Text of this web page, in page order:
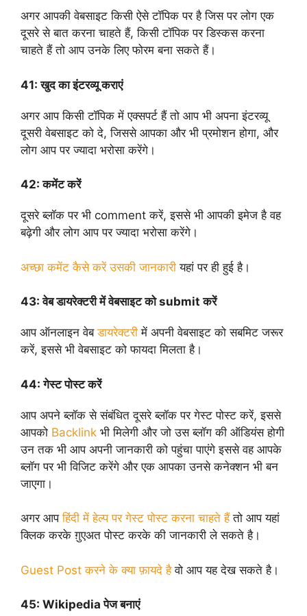
अगर आपकी वेबसाइट किसी ऐसे टॉपिक पर है जिस पर लोग एक
दूसरे से बात करना चाहते हैं, किसी टॉपिक पर डिस्कस करना
चाहते हैं तो आप उनके लिए फोरम बना सकते हैं।
41: खुद का इंटरव्यू कराएं
अगर आप किसी टॉपिक में एक्सपर्ट हैं तो आप भी अपना इंटरव्यू
दूसरी वेबसाइट को दे, जिससे आपका और भी प्रमोशन होगा, और
लोग आप पर ज्यादा भरोसा करेंगे।
42: कमेंट करें
दूसरे ब्लॉक पर भी comment करें, इससे भी आपकी इमेज है वह
बढ़ेगी और लोग आप पर ज्यादा भरोसा करेंगे।
अच्छा कमेंट कैसे करें उसकी जानकारी यहां पर ही हुई है।
43: वेब डायरेक्टरी में वेबसाइट को submit करें
आप ऑनलाइन वेबडायरेक्टरी में अपनी वेबसाइट को सबमिट जरूर
करें, इससे भी वेबसाइट को फायदा मिलता है।
44: गेस्ट पोस्ट करें
आप अपने ब्लॉक से संबंधित दूसरे ब्लॉक पर गेस्ट पोस्ट करें, इससे
आपको Backlink भी मिलेगी और जो उस ब्लॉग की ऑडियंस होगी
उन तक भी आप अपनी जानकारी को पहुंचा पाएंगे इससे वह आपके
ब्लॉग पर भी विजिट करेंगे और एक आपका उनसे कनेक्शन भी बन
जाएगा।
अगर आपहिंदी में हेल्प पर गेस्ट पोस्ट करना चाहते हैंतो आप यहां
क्लिक करके ग़ुएअत पोस्ट करके की जानकारी ले सकते है।
Guest Post करने के क्या फ़ायदे हैवो आप यह देख सकते है।
45: Wikipedia पेज बनाएं